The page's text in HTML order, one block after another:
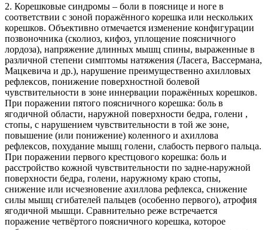
2. Корешковые синдромы – боли в пояснице и ноге в
соответствии с зоной поражённого корешка или нескольких
корешков. Объективно отмечается изменение конфигурации
позвоночника (сколиоз, кифоз, уплощение поясничного
лордоза), напряжение длинных мышц спины, выраженные в
различной степени симптомы натяжения (Ласега, Вассермана,
Мацкевича и др.), нарушение преимущественно ахилловых
рефлексов, понижение поверхностной болевой
чувствительности в зоне иннервации поражённых корешков.
При поражении пятого поясничного корешка: боль в
ягодичной области, наружной поверхности бедра, голени ,
стопы, с нарушением чувствительности в той же зоне,
повышение (или понижение) коленного и ахиллова
рефлексов, похудание мышц голени, слабость первого пальца.
При поражении первого крестцового корешка: боль и
расстройство кожной чувствительности по задне-наружной
поверхности бедра, голени, наружному краю стопы,
снижение или исчезновение ахиллова рефлекса, снижение
силы мышц сгибателей пальцев (особенно первого), атрофия
ягодичной мышци. Сравнительно реже встречается
поражение четвёртого поясничного корешка, которое